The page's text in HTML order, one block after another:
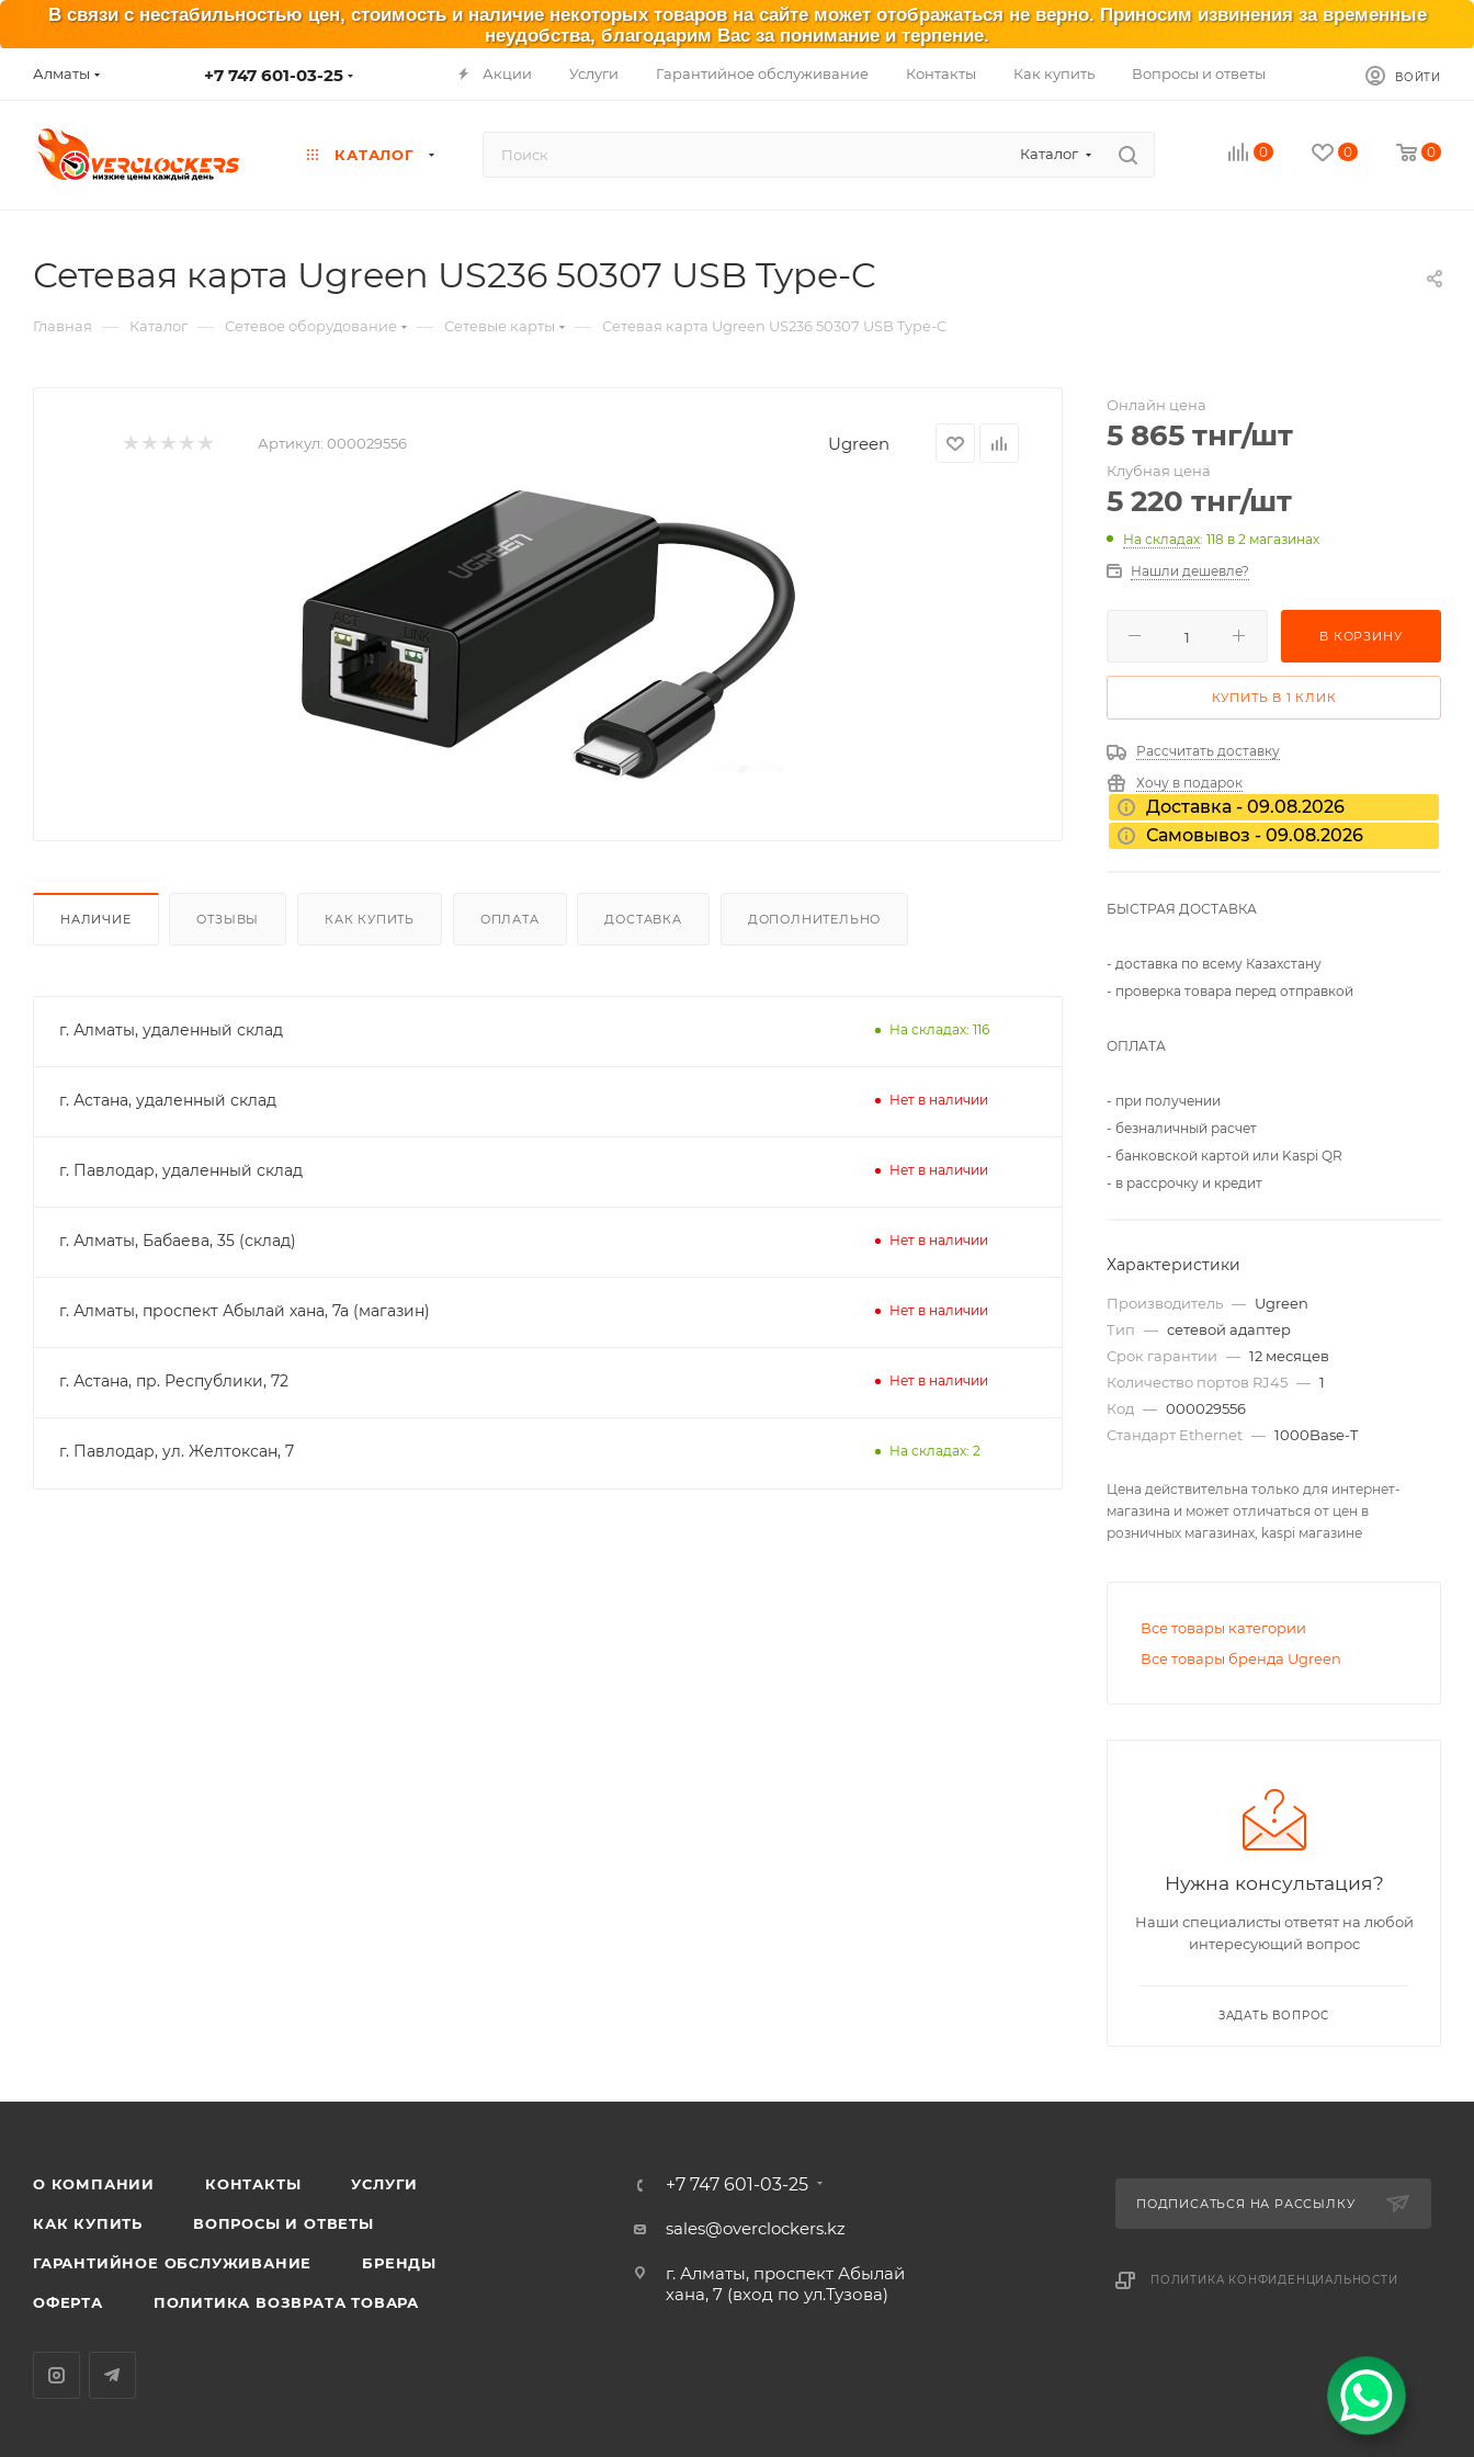
В связи с нестабильностью цен, стоимость и наличие некоторых товаров на сайте может отображаться не верно. Приносим извинения за временные
неудобства, благодарим Вас за понимание и терпение.
Алматы +7 747 601-03-25 Акции Услуги Гарантийное обслуживание Контакты Как купить Вопросы и ответы ВОЙТИ
КАТАЛОГ Каталог 0 0 0
Сетевая карта Ugreen US236 50307 USB Type-C
Главная — Каталог — Сетевое оборудование — Сетевые карты — Сетевая карта Ugreen US236 50307 USB Type-C
Артикул: 000029556 Ugreen
НАЛИЧИЕ ОТЗЫВЫ КАК КУПИТЬ ОПЛАТА ДОСТАВКА ДОПОЛНИТЕЛЬНО
г. Алматы, удаленный склад На складах: 116
г. Астана, удаленный склад Нет в наличии
г. Павлодар, удаленный склад Нет в наличии
г. Алматы, Бабаева, 35 (склад) Нет в наличии
г. Алматы, проспект Абылай хана, 7а (магазин) Нет в наличии
г. Астана, пр. Республики, 72 Нет в наличии
г. Павлодар, ул. Желтоксан, 7 На складах: 2
Онлайн цена
5 865 тнг/шт
Клубная цена
5 220 тнг/шт
На складах: 118 в 2 магазинах
Нашли дешевле?
В КОРЗИНУ
КУПИТЬ В 1 КЛИК
Рассчитать доставку
Хочу в подарок
Доставка - 09.08.2026
Самовывоз - 09.08.2026
БЫСТРАЯ ДОСТАВКА
- доставка по всему Казахстану
- проверка товара перед отправкой
ОПЛАТА
- при получении
- безналичный расчет
- банковской картой или Kaspi QR
- в рассрочку и кредит
Характеристики
Производитель — Ugreen
Тип — сетевой адаптер
Срок гарантии — 12 месяцев
Количество портов RJ45 — 1
Код — 000029556
Стандарт Ethernet — 1000Base-T
Цена действительна только для интернет-
магазина и может отличаться от цен в
розничных магазинах, kaspi магазине
Все товары категории
Все товары бренда Ugreen
Нужна консультация?
Наши специалисты ответят на любой
интересующий вопрос
ЗАДАТЬ ВОПРОС
О КОМПАНИИ КОНТАКТЫ УСЛУГИ
КАК КУПИТЬ ВОПРОСЫ И ОТВЕТЫ
ГАРАНТИЙНОЕ ОБСЛУЖИВАНИЕ БРЕНДЫ
ОФЕРТА ПОЛИТИКА ВОЗВРАТА ТОВАРА
+7 747 601-03-25
sales@overclockers.kz
г. Алматы, проспект Абылай
хана, 7 (вход по ул.Тузова)
ПОДПИСАТЬСЯ НА РАССЫЛКУ
ПОЛИТИКА КОНФИДЕНЦИАЛЬНОСТИ